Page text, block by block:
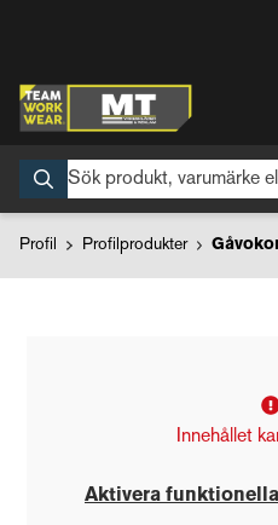
Profil Profilprodukter
Innehållet
Aktivera